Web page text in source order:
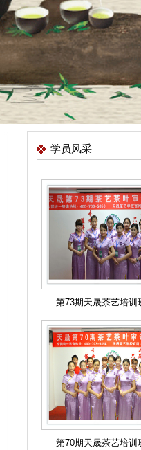
学员风采
第73期天晟茶艺培训
第70期天晟茶艺培训